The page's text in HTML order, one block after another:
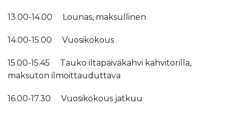
13.00-14.00 Lounas, maksullinen
14.00-15.00 Vuosikokous
15.00-15.45 Tauko iltapäiväkahvi kahvitorilla,
maksuton ilmoittauduttava
16.00-17.30 Vuosikokous jatkuu